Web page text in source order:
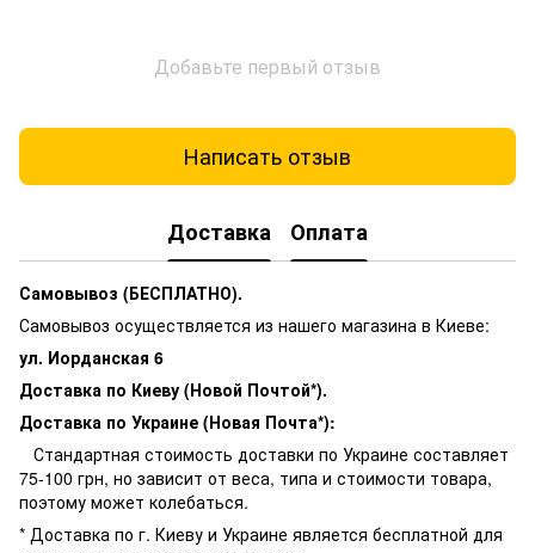
Добавьте первый отзыв
Написать отзыв
Доставка Оплата
Самовывоз (БЕСПЛАТНО).
Самовывоз осуществляется из нашего магазина в Киеве:
ул. Иорданская 6
Доставка по Киеву (Новой Почтой*).
Доставка по Украине (Новая Почта*):
Стандартная стоимость доставки по Украине составляет
75-100 грн, но зависит от веса, типа и стоимости товара,
поэтому может колебаться.
* Доставка по г. Киеву и Украине является бесплатной для